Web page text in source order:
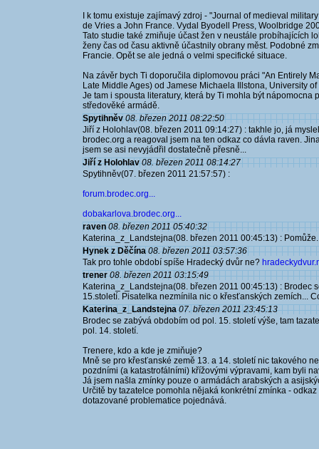
I k tomu existuje zajímavý zdroj - "Journal of medieval
de Vries a John France. Vydal Byodell Press, Woolbridge
Tato studie také zmiňuje účast žen v neustále probíhajících
ženy čas od času aktivně účastnily obrany měst. Podobné
Francie. Opět se ale jedná o velmi specifické situace.
Na závěr bych Ti doporučila diplomovou práci "An Entirely
Late Middle Ages) od Jamese Michaela Illstona, University
Je tam i spousta literatury, která by Ti mohla být
středověké armádě.
Spytihněv 08. březen 2011 08:22:50
Jiří z Holohlav(08. březen 2011 09:14:27) : takhle jo, já
brodec.org a reagoval jsem na ten odkaz co dávla raven.
jsem se asi nevyjádřil dostatečně přesně...
Jiří z Holohlav 08. březen 2011 08:14:27
Spytihněv(07. březen 2011 21:57:57) :
forum.brodec.org...
dobakarlova.brodec.org...
raven 08. březen 2011 05:40:32
Katerina_z_Landstejna(08. březen 2011 00:45:13) :
Hynek z Děčína 08. březen 2011 03:57:36
Tak pro tohle období spíše Hradecký dvůr ne?
trener 08. březen 2011 03:15:49
Katerina_z_Landstejna(08. březen 2011 00:45:13) : Brodec
15.století. Pisatelka nezmínila nic o křesťanských zemích...
Katerina_z_Landstejna 07. březen 2011 23:45:13
Brodec se zabývá obdobím od pol. 15. století výše, tam
pol. 14. století.
Trenere, kdo a kde je zmiňuje?
Mně se pro křesťanské země 13. a 14. století nic takového
pozdními (a katastrofálními) křížovými výpravami, kam byli
Já jsem našla zmínky pouze o armádách arabských a
Určitě by tazatelce pomohla nějaká konkrétní zmínka -
dotazované problematice pojednává.